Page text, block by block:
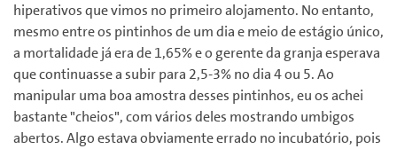
hiperativos que vimos no primeiro alojamento. No entanto,
mesmo entre os pintinhos de um dia e meio de estágio único,
a mortalidade já era de 1,65% e o gerente da granja esperava
que continuasse a subir para 2,5-3% no dia 4 ou 5. Ao
manipular uma boa amostra desses pintinhos, eu os achei
bastante "cheios", com vários deles mostrando umbigos
abertos. Algo estava obviamente errado no incubatório, pois